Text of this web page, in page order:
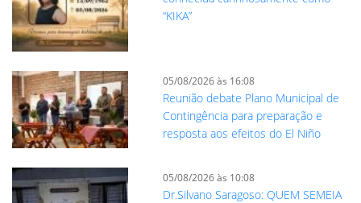
“KIKA”
05/08/2026 às 16:08
Reunião debate Plano Municipal de
Contingência para preparação e
resposta aos efeitos do El Niño
05/08/2026 às 10:08
Dr.Silvano Saragoso: QUEM SEMEIA